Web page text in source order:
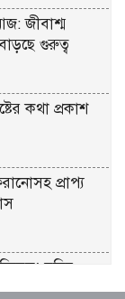
জীবাশ্ম
গুরুত্ব
কথা প্রকাশ
প্রাপ্য
ছবির
নেটিজেনরা